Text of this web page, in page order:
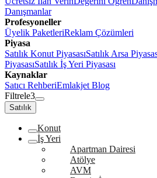
Danışmanlar
Profesyoneller
Üyelik PaketleriReklam Çözümleri
Piyasa
Satılık Konut PiyasasıSatılık Arsa
PiyasasıSatılık İş Yeri Piyasası
Kaynaklar
Satıcı RehberiEmlakjet Blog
Filtrele3
Satılık
Konut
İş Yeri
Apartman Dairesi
Atölye
AVM